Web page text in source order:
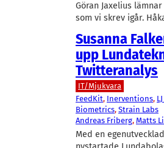
Göran Jaxelius
som vi skrev igår.
Susanna
upp
Twitteranalys
IT/Mjukvara
FeedKit, Inerventions,
Biometrics, Strain Labs
Andreas Friberg, Matts
Med en